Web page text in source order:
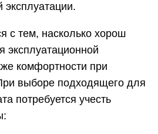
эксплуатации.
с тем, насколько хорош
эксплуатационной
комфортности при
выборе подходящего для
потребуется учесть